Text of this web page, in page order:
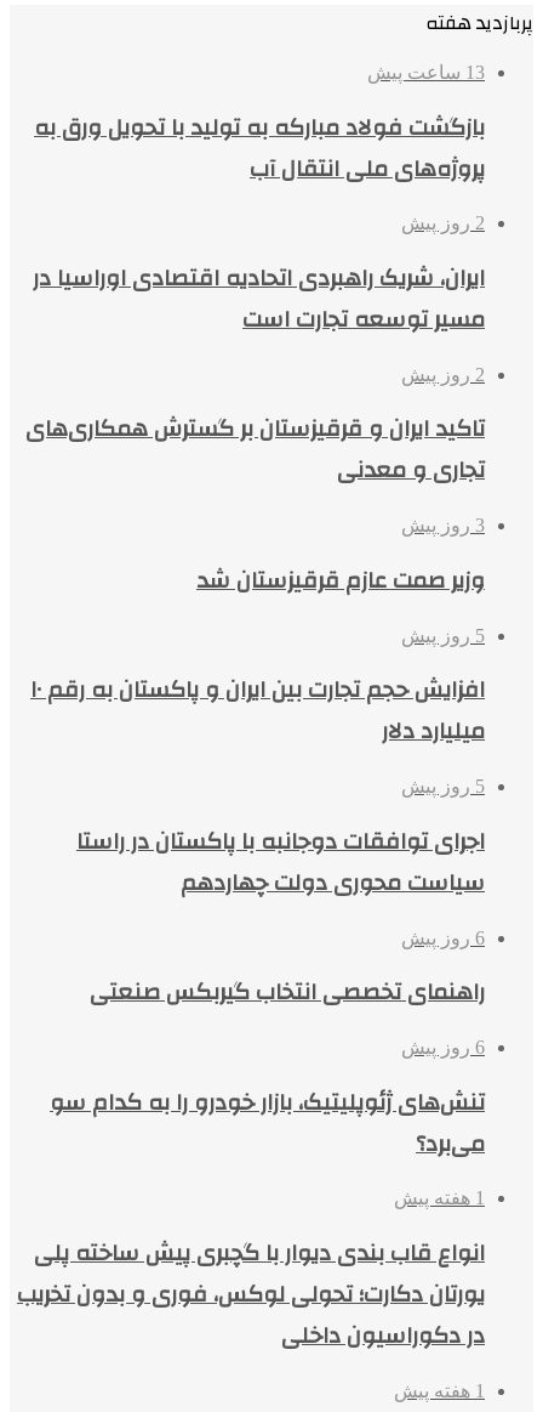
پربازدید هفته
13 ساعت پیش
بازگشت فولاد مبارکه به تولید با تحویل ورق به
پروژه‌های ملی انتقال آب
2 روز پیش
ایران، شریک راهبردی اتحادیه اقتصادی اوراسیا در
مسیر توسعه تجارت است
2 روز پیش
تاکید ایران و قرقیزستان بر گسترش همکاری‌های
تجاری و معدنی
3 روز پیش
وزیر صمت عازم قرقیزستان شد
5 روز پیش
افزایش حجم تجارت بین ایران و پاکستان به رقم ۱۰
میلیارد دلار
5 روز پیش
اجرای توافقات دوجانبه با پاکستان در راستا
سیاست محوری دولت چهاردهم
6 روز پیش
راهنمای تخصصی انتخاب گیربکس صنعتی
6 روز پیش
تنش‌های ژئوپلیتیک، بازار خودرو را به کدام سو
می‌برد؟
1 هفته پیش
انواع قاب بندی دیوار با گچبری پیش ساخته پلی
یورتان دکارت؛ تحولی لوکس، فوری و بدون تخریب
در دکوراسیون داخلی
1 هفته پیش